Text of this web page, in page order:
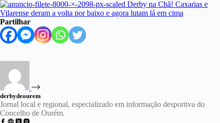
Partilhar
derbydeourem
Jornal local e regional, especializado em informação desportiva do
Concelho de Ourém.